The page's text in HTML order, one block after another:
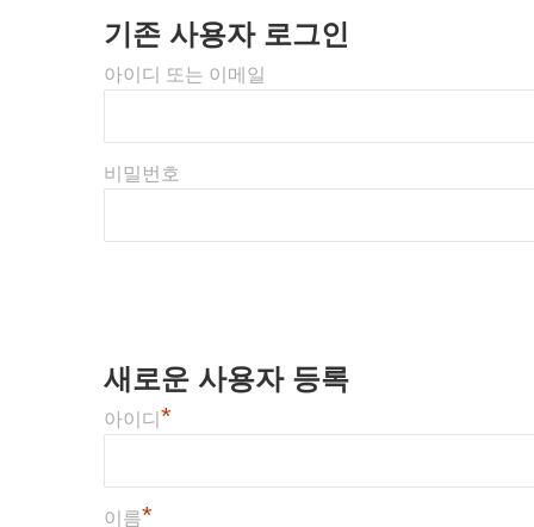
기존 사용자 로그인
아이디 또는 이메일
비밀번호
새로운 사용자 등록
아이디 *
이름*